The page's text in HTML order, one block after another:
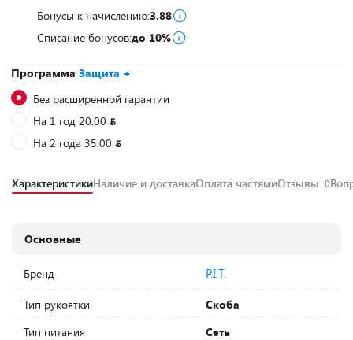
Программа Защита +
Без расширенной гарантии
На 1 год 20.00
На 2 года 35.00
Бонусы к начислению:3.88
Списание бонусов:до 10%
ХарактеристикиНаличие и доставкаОплата частямиОтзывы 0
Основные
Бренд P.I.T.
Тип рукоятки
Скоба
Тип питания
Сеть